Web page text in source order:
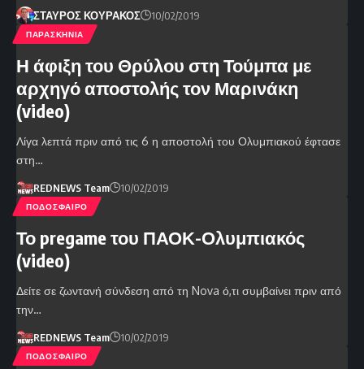
ΣΤΑΥΡΟΣ ΚΟΥΡΑΚΟΣ 10/02/2019
ΠΑΡΑΣΚΗΝΙΑ
Η άφιξη του Θρύλου στη Τούμπα με
αρχηγό αποστολής τον Μαρινάκη
(video)
Λίγα λεπτά πριν από τις 6 η αποστολή του Ολυμπιακού έφτασε
στη…
REDNEWS Team 10/02/2019
ΠΟΔΟΣΦΑΙΡΟ
Το pregame του ΠΑΟΚ-Ολυμπιακός
(video)
Δείτε σε ζωντανή σύνδεση από τη Nova ό,τι συμβαίνει πριν από
την…
REDNEWS Team 10/02/2019
ΠΟΔΟΣΦΑΙΡΟ